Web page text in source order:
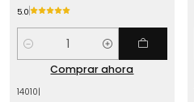
5.0
Cantidad
Comprar ahora
14010|